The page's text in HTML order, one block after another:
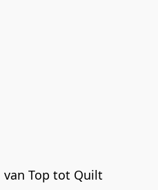
van Top tot Quilt